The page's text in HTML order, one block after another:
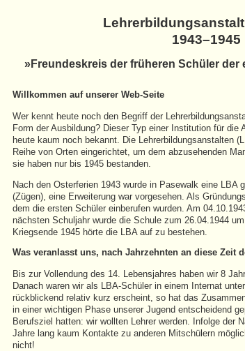
1943–1945
»Freundeskreis der früheren Schüler der
Willkommen auf unserer Web-Seite
Wer kennt heute noch den Begriff der
Form der Ausbildung? Dieser Typ einer Institution für die
heute kaum noch bekannt. Die Lehrerbildungsanstalten
Reihe von Orten eingerichtet, um dem abzusehenden
sie haben nur bis 1945 bestanden.
Nach den Osterferien 1943 wurde in Pasewalk eine LBA
(Zügen), eine Erweiterung war vorgesehen. Als
dem die ersten Schüler einberufen wurden. Am
nächsten Schuljahr wurde die Schule zum 26.04.1944
Kriegsende 1945 hörte die LBA auf zu bestehen.
Was veranlasst uns, nach Jahrzehnten an diese Zeit
Bis zur Vollendung des 14. Lebensjahres haben wir 8
Danach waren wir als LBA-Schüler in einem Internat
rückblickend relativ kurz erscheint, so hat das
in einer wichtigen Phase unserer Jugend entscheidend
Berufsziel hatten: wir wollten Lehrer werden. Infolge der
Jahre lang kaum Kontakte zu anderen Mitschülern
nicht!